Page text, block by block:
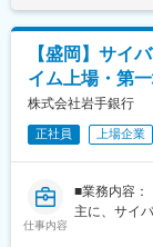
展に貢献す
ライム上場
変更の範囲
手県のリー
◎これからの
だきます。
■キャリアチ
◇計画的・体
しては階層
行外研修に
◇また、自
に対し、専
【盛岡】サイ
イム上場・第
株式会社岩手銀行
正社員 上場企業
仕事内容
■業務内容：
主に、サイ